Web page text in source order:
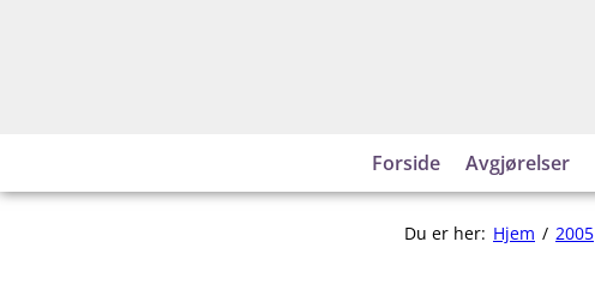
Forside Avgjørelser
Du er her: Hjem 2005